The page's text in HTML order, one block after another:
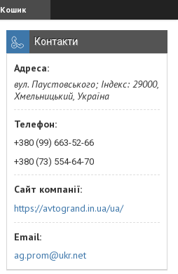
Кошик
Контакти
вул. Паустовського; Індекс: 29000,
Хмельницький, Україна
+380 (99) 663-52-66
+380 (73) 554-64-70
https://avtogrand.in.ua/ua/
ag.prom@ukr.net